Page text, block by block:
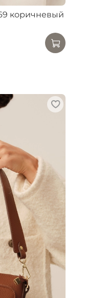
коричневый